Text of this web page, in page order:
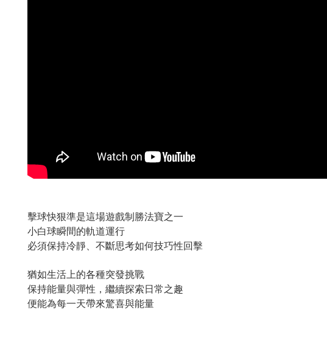
擊球快狠準是這場遊戲制勝法寶之一
小白球瞬間的軌道運行
必須保持冷靜、不斷思考如何技巧性回擊
猶如生活上的各種突發挑戰
保持能量與彈性，繼續探索日常之趣
便能為每一天帶來驚喜與能量